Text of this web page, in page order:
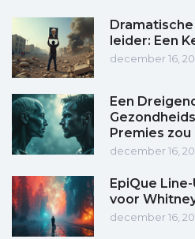
leider: Een
december 16,
Een
Premies
december 16,
EpiQue
voor
december 16,